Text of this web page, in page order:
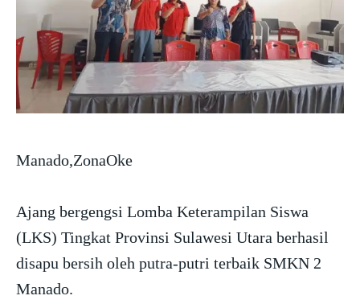
Manado,ZonaOke
Ajang bergengsi Lomba Keterampilan Siswa
(LKS) Tingkat Provinsi Sulawesi Utara berhasil
disapu bersih oleh putra-putri terbaik SMKN 2
Manado.